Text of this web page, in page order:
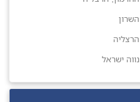
השרון
הרצליה
נווה ישראל